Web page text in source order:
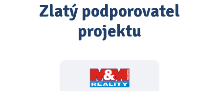
Zlatý podporovatel
projektu